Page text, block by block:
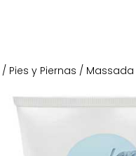
/ Pies y Piernas / Massada